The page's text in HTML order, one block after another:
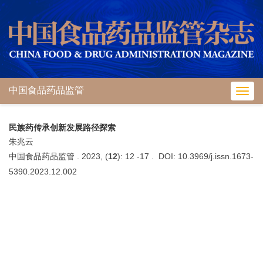
中国食品药品监管
民族药传承创新发展路径探索
朱兆云
中国食品药品监管 . 2023, (12): 12 -17 . DOI: 10.3969/j.issn.1673-
5390.2023.12.002